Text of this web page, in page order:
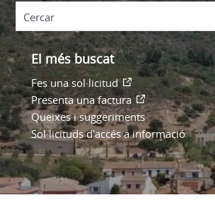
El més buscat
Fes una sol·licitud
Presenta una factura
Queixes i suggeriments
Sol·licituds d'accés a informació